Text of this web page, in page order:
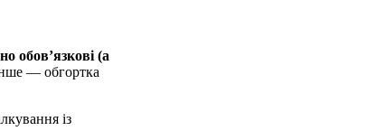
обов’язкові (а
— обгортка
із